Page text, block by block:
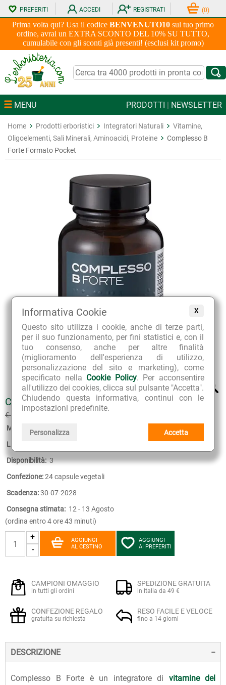
X
Informativa Cookie
Questo sito utilizza i cookie, anche di terze parti,
per il suo funzionamento, per fini statistici e, con il
tuo consenso, anche per altre finalità
(miglioramento dell'esperienza di utilizzo,
personalizzazione del sito e marketing), come
specificato nella Cookie Policy. Per acconsentire
all'utilizzo dei cookies, clicca sul pulsante "Accetta".
Chiudendo questa informativa, continui con le
impostazioni predefinite.
Personalizza Accetta
Prima volta qui? Usa il codice BENVENUTO10 sul tuo primo
ordine, avrai un EXTRA SCONTO DEL 10% SU TUTTO,
cumulabile con gli sconti già presenti! (esclusi kit promo)
PREFERITI ACCEDI REGISTRATI (0)
MENU PRODOTTI | NEWSLETTER
Home Prodotti erboristici Integratori Naturali
Vitamine,
Oligoelementi, Sali Minerali, Aminoacidi, Proteine
Complesso B
Forte Formato Pocket
COMPLESSO B FORTE FORMATO POCKET
€ 10.50 € 9.45 (sconto 10%)
Marca:
Bios Line
Linea:
Disponibilità:3
Confezione:24 capsule vegetali
Scadenza:30-07-2028
Consegna stimata: 12 - 13 Agosto
(ordina entro 4 ore 43 minuti)
+
-
AGGIUNGI
AL CESTINO
AGGIUNGI
AI PREFERITI
CAMPIONI OMAGGIO
in tutti gli ordini
SPEDIZIONE GRATUITA
in Italia da 49 €
CONFEZIONE REGALO
gratuita su richiesta
RESO FACILE E VELOCE
fino a 14 giorni
DESCRIZIONE
Complesso B Forte è un integratore di vitamine del